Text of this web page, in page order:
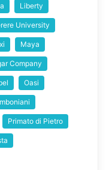
Liberty
University
Maya
Company
Oasi
Primato di Pietro